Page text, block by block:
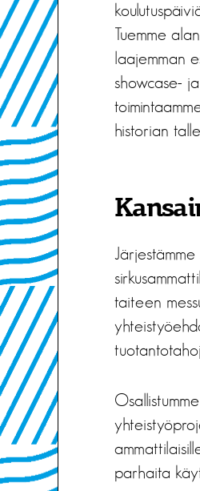
Tuemme
laajemman
showcase-
historian
taiteen
parhaita